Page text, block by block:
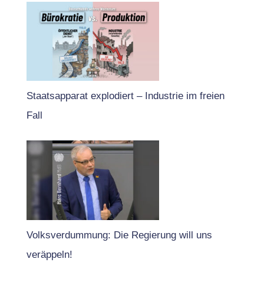
Staatsapparat explodiert – Industrie im freien
Fall
Volksverdummung: Die Regierung will uns
veräppeln!